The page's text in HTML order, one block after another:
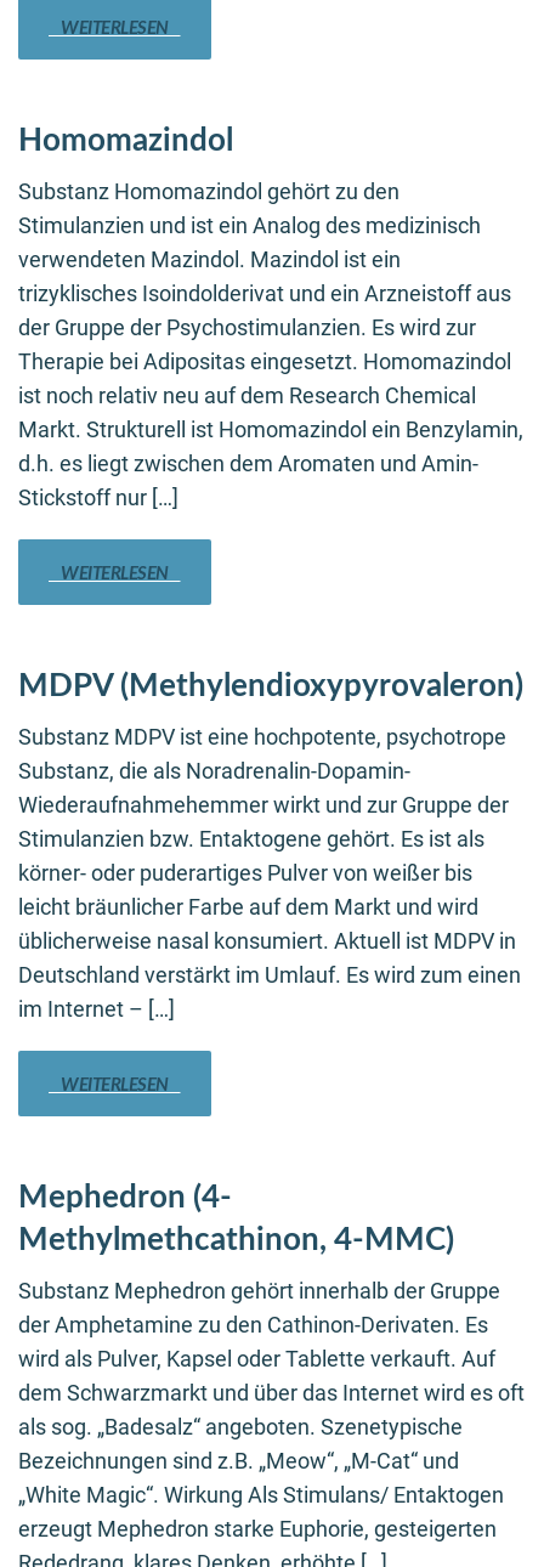
WEITERLESEN
Homomazindol
Substanz Homomazindol gehört zu den
Stimulanzien und ist ein Analog des medizinisch
verwendeten Mazindol. Mazindol ist ein
trizyklisches Isoindolderivat und ein Arzneistoff aus
der Gruppe der Psychostimulanzien. Es wird zur
Therapie bei Adipositas eingesetzt. Homomazindol
ist noch relativ neu auf dem Research Chemical
Markt. Strukturell ist Homomazindol ein Benzylamin,
d.h. es liegt zwischen dem Aromaten und Amin-
Stickstoff nur […]
WEITERLESEN
MDPV (Methylendioxypyrovaleron)
Substanz MDPV ist eine hochpotente, psychotrope
Substanz, die als Noradrenalin-Dopamin-
Wiederaufnahmehemmer wirkt und zur Gruppe der
Stimulanzien bzw. Entaktogene gehört. Es ist als
körner- oder puderartiges Pulver von weißer bis
leicht bräunlicher Farbe auf dem Markt und wird
üblicherweise nasal konsumiert. Aktuell ist MDPV in
Deutschland verstärkt im Umlauf. Es wird zum einen
im Internet – […]
WEITERLESEN
Mephedron (4-
Methylmethcathinon, 4-MMC)
Substanz Mephedron gehört innerhalb der Gruppe
der Amphetamine zu den Cathinon-Derivaten. Es
wird als Pulver, Kapsel oder Tablette verkauft. Auf
dem Schwarzmarkt und über das Internet wird es oft
als sog. „Badesalz“ angeboten. Szenetypische
Bezeichnungen sind z.B. „Meow“, „M-Cat“ und
„White Magic“. Wirkung Als Stimulans/ Entaktogen
erzeugt Mephedron starke Euphorie, gesteigerten